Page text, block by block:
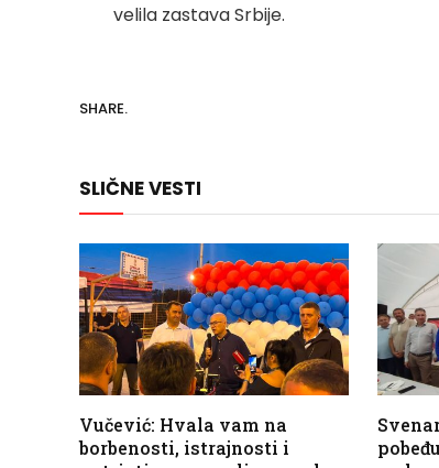
velila zastava Srbije.
SHARE.
SLIČNE VESTI
Vučević: Hvala vam na
borbenosti, istrajnosti i